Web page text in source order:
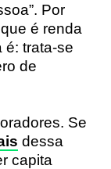
Por
é renda
é: trata-se
de
Se
dessa
capita